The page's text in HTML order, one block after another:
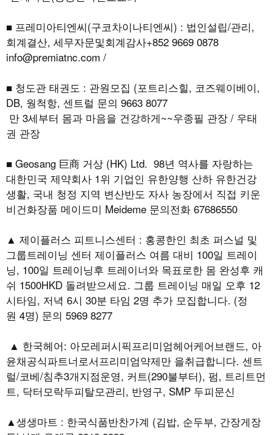
■ 프레미아티엔씨(구코차이나티엔씨) : 법인설립/관리,
회계결산, 세무자문및회계감사+852 9669 0878
info@premiatnc.com /
■ 청도관 태권도 : 관원모집 (포트리스힐, 코즈웨이베이,
DB, 웡척항, 센트럴 문의 9663 8077
만 3세부터 몸과 마음을 건강하게~~우종필 관장 / 우태
권 관장
■ Geosang 巨商 거상 (HK) Ltd. 98년 역사를 자랑하는
대한민국 제약회사 1위 기업인 유한양행 산하 유한건강
생활, 국내 청정 지역 변산반도 자사 농장에서 직접 키운
비건화장품 메이드미 Meideme 문의전화 67686550
▲ 제이플러스 피트니스센터 : 홍콩한인 최초 퍼스널 및
그룹트레이닝 센터 제이플러스 여름 대비 100일 트레이
닝, 100일 트레이닝후 트레이너와 목표로한 몸 완성후 캐
쉬 1500HKD 돌려받으세요. 그룹 트레이닝 매일 오후 12
시타임, 저녁 6시 30분 타임 2명 추가 모집합니다. (정
원 4명) 문의 5969 8277
▲ 한국헤어: 아모레퍼시픽프리미엄헤어케어브랜드, 아
윤채공식파트너로서프리미엄약제만 을취급합니다. 센트
럴/코베/침추3개지점운영, 커트(290불부터), 펌, 트리트먼
트, 닥터모락두피탈모관리, 반영구, SMP 두피문신
▲생생마트 : 한국식품반찬가계 (김밥, 순두부, 간장게장